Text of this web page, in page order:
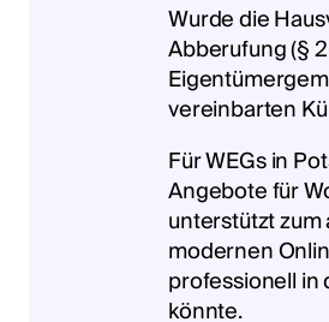
Wurde die
Abberufung (§
vereinbarten
Für WEGs in
Angebote für
unterstützt
modernen
professionell in
könnte.